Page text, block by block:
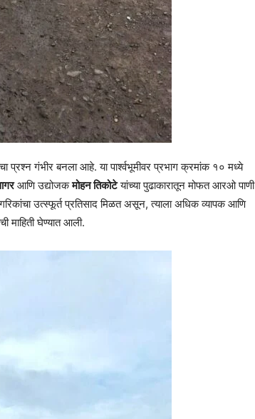
प्रश्न गंभीर बनला आहे. या पार्श्वभूमीवर प्रभाग क्रमांक १० मध्ये
आणि उद्योजकमोहन तिकोटेयांच्या पुढाकारातून मोफत आरओ पाणी
उत्स्फूर्त प्रतिसाद मिळत असून, त्याला अधिक व्यापक आणि
माहिती घेण्यात आली.